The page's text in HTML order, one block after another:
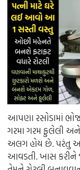
આપણા રસોડામાં
ગરમા ગરમ ફુલેલી અને
અલગ હોય છે. પરંતુ
આવડતી. ખાસ કરીને